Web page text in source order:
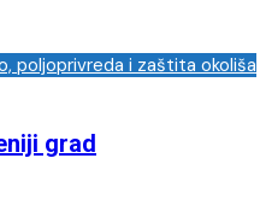
poljoprivreda i zaštita okoliša
grad